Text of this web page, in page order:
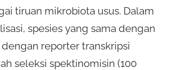
tiruan mikrobiota usus. Dalam
spesies yang sama dengan
dengan reporter transkripsi
seleksi spektinomisin (100